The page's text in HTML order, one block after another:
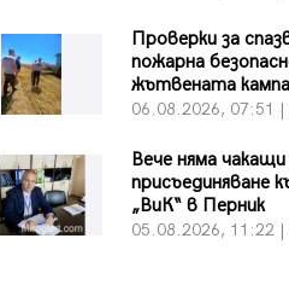
Проверки за
пожарна
жътвената
06.08.2026, 07:51
Вече няма чакащи
присъединяване
„ВиК“ в Перник
05.08.2026, 11:22